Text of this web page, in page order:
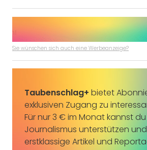
Sie wünschen sich auch eine Werbeanzeige?
Taubenschlag+ bietet
exklusiven Zugang zu
Für nur 3 € im Monat kannst
Journalismus unterstützen
erstklassige Artikel und